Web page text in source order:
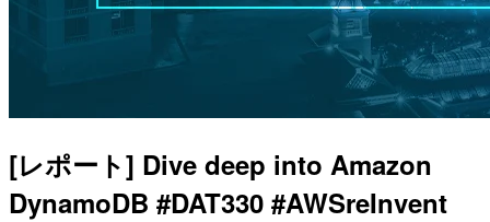
[レポート] Dive deep into Amazon
DynamoDB #DAT330 #AWSreInvent